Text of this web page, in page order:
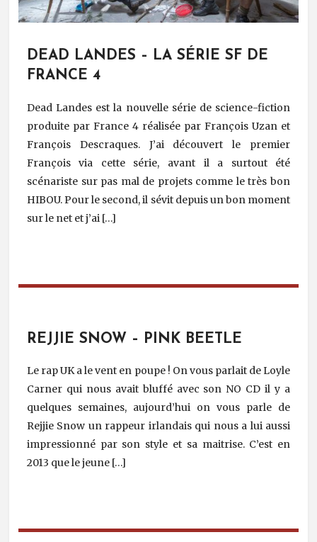
DEAD LANDES – LA SÉRIE SF DE
FRANCE 4
Dead Landes est la nouvelle série de science-fiction
produite par France 4 réalisée par François Uzan et
François Descraques. J’ai découvert le premier
François via cette série, avant il a surtout été
scénariste sur pas mal de projets comme le très bon
HIBOU. Pour le second, il sévit depuis un bon moment
sur le net et j’ai […]
REJJIE SNOW – PINK BEETLE
Le rap UK a le vent en poupe ! On vous parlait de Loyle
Carner qui nous avait bluffé avec son NO CD il y a
quelques semaines, aujourd’hui on vous parle de
Rejjie Snow un rappeur irlandais qui nous a lui aussi
impressionné par son style et sa maitrise. C’est en
2013 que le jeune […]